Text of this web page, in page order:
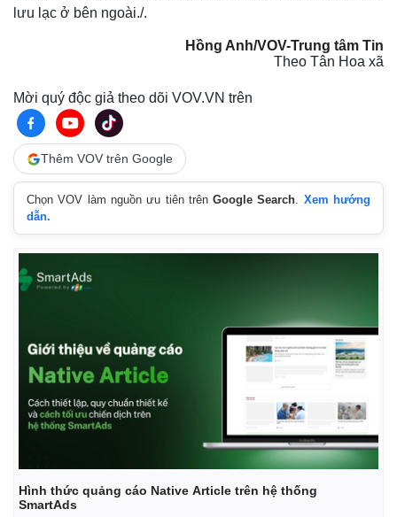
Kinh tế
Bất động sản
Khởi nghiệp
Thị trường
Giá vàng
lưu lạc ở bên ngoài./.
Hồng Anh/VOV-Trung tâm Tin
Theo Tân Hoa xã
Mời quý độc giả theo dõi VOV.VN trên
Thêm VOV trên Google
Chọn VOV làm nguồn ưu tiên trênGoogle Search. Xem hướng
dẫn.
Hình thức quảng cáo Native Article trên hệ thống
SmartAds